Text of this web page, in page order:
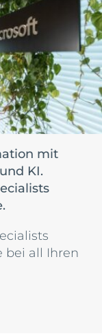
mit
KI.
bei all Ihren